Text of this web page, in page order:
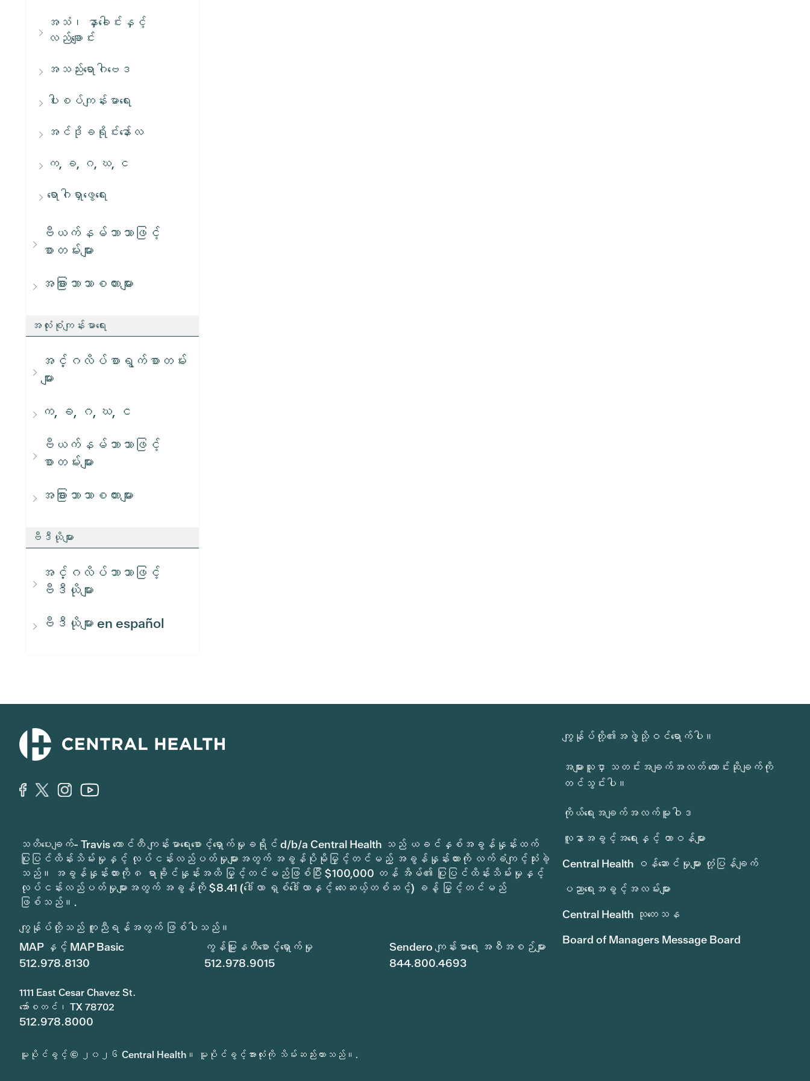
အသံ၊ နှာခေါင်းနှင့်
လည်ချောင်း
အသည်းရောဂါဗေဒ
ပါးစပ်ကျန်းမာရေး
အင်ဒိုခရိုင်းနော်လ
က, ခ, ဂ, ဃ, င
ရောဂါရှာဖွေရေး
ဗီယက်နမ်ဘာသာဖြင့်
စာတမ်းများ
အခြားဘာသာစကားများ
အလုံးစုံကျန်းမာရေး
အင်္ဂလိပ်စာရွက်စာတမ်း
များ
က, ခ, ဂ, ဃ, င
ဗီယက်နမ်ဘာသာဖြင့်
စာတမ်းများ
အခြားဘာသာစကားများ
ဗီဒီယိုများ
အင်္ဂလိပ်ဘာသာဖြင့်
ဗီဒီယိုများ
ဗီဒီယိုများ en español
သတိပေးချက်- Travis ကောင်တီ ကျန်းမာရေးစောင့်ရှောက်မှုခရိုင် d/b/a Central Health သည် ယခင်နှစ်အခွန်နှုန်းထက်
ပြုပြင်ထိန်းသိမ်းမှုနှင့် လုပ်ငန်းလည်ပတ်မှုများအတွက် အခွန်ပိုမိုမြှင့်တင်မည့် အခွန်နှုန်းထားကို လက်ခံကျင့်သုံးခဲ့
သည်။ အခွန်နှုန်းထားကို ၈ ရာခိုင်နှုန်းအထိ မြှင့်တင်မည်ဖြစ်ပြီး $100,000 တန် အိမ်၏ ပြုပြင်ထိန်းသိမ်းမှုနှင့်
လုပ်ငန်းလည်ပတ်မှုများအတွက် အခွန်ကို $8.41 (ဒေါ်လာ ရှစ်ဒေါ်လာနှင့် လေးဆယ့်တစ်ဆင့်) ခန့် မြှင့်တင်မည်
ဖြစ်သည်။.
ကျွန်ုပ်တို့သည် ကူညီရန်အတွက် ဖြစ်ပါသည်။
MAP နှင့် MAP Basic
512.978.8130
ကွန်မြူနတီစောင့်ရှောက်မှု
512.978.9015
Sendero ကျန်းမာရေး အစီအစဉ်များ
844.800.4693
1111 East Cesar Chavez St.
အော်စတင်၊ TX 78702
512.978.8000
မူပိုင်ခွင့် © ၂၀၂၆ Central Health။ မူပိုင်ခွင့်အားလုံးကို သိမ်းဆည်းထားသည်။.
ကျွန်ုပ်တို့၏အဖွဲ့သို့ဝင်ရောက်ပါ။
အများသူငှာ သတင်းအချက်အလတ် တောင်းဆိုချက်ကို
တင်သွင်းပါ။
ကိုယ်ရေးအချက်အလက်မူဝါဒ
လူနာအခွင့်အရေးနှင့် တာဝန်များ
Central Health ဝန်ဆောင်မှုများ တုံ့ပြန်ချက်
ပညာရေးအခွင့်အလမ်းများ
Central Health သုတေသန
Board of Managers Message Board